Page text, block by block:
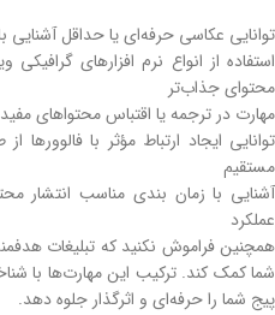
توانایی عکاسی حرفه‌ای یا حداقل آشنایی
استفاده از انواع نرم‌ افزارهای
محتوای جذاب‌تر
مهارت در ترجمه یا اقتباس محتواهای
توانایی ایجاد ارتباط مؤثر با
مستقیم
آشنایی با زمان ‌بندی مناسب انتشار
عملکرد
همچنین فراموش نکنید که تبلیغات
شما کمک کند. ترکیب این مهارت‌ها با
پیج شما را حرفه‌ای و اثرگذار جلوه دهد.